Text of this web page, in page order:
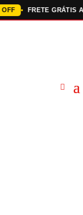
FRETE GRÁTIS